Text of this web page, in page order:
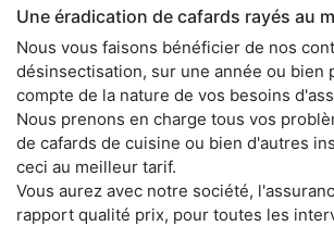
Une éradication de cafards rayés au
Nous vous faisons bénéficier de nos
désinsectisation, sur une année ou bien
compte de la nature de vos besoins
Nous prenons en charge tous vos
de cafards de cuisine ou bien d'autres
ceci au meilleur tarif.
Vous aurez avec notre société,
rapport qualité prix, pour toutes les